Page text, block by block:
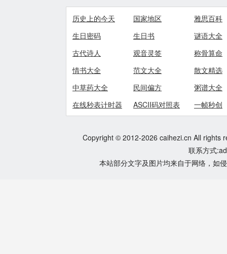
历史上的今天 国家地区
雅思百科
生日密码
生日书
谜语大全
古代诗人
观音灵签
称骨算命
情书大全
范文大全
散文精选
中草药大全
民间偏方
粥谱大全
在线秒表计时器
ASCII码对照表 一帧秒创
Copyright © 2012-2026 caihezi.cn All rights
联系方式
本站部分文字及图片均来自于网络，如